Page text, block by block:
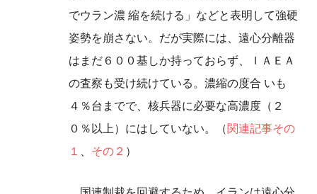
でウラン濃 縮を続ける」などと表明して強硬
姿勢を崩さない。だが実際には、遠心分離器
はまだ６００基しか持っておらず、ＩＡＥＡ
の査察も受け続けている。濃縮の度合 いも
４％台までで、核兵器に必要な高濃度（２
０％以上）にはしていない。（関連記事その
１ 、 その２ ）